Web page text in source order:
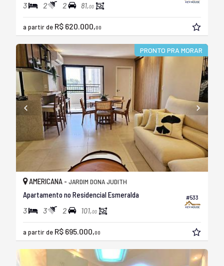
3 2 2 81,00
a partir de R$ 620.000,00
PRONTO PRA MORAR
#533
AMERICANA - JARDIM DONA JUDITH
Apartamento no Residencial Esmeralda
3 3 2 101,00
a partir de R$ 695.000,00